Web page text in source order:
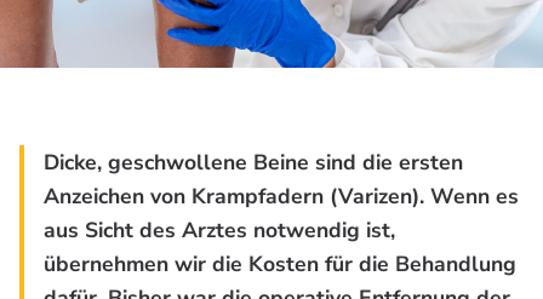
Dicke, geschwollene Beine sind die ersten
Anzeichen von Krampfadern (Varizen). Wenn es
aus Sicht des Arztes notwendig ist,
übernehmen wir die Kosten für die Behandlung